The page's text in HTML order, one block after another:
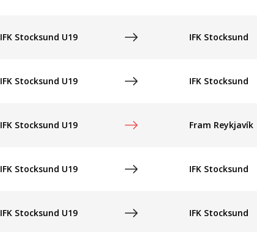
IFK Stocksund U19 IFK Stocksund
IFK Stocksund U19 IFK Stocksund
IFK Stocksund U19 Fram Reykjavík
IFK Stocksund U19 IFK Stocksund
IFK Stocksund U19 IFK Stocksund